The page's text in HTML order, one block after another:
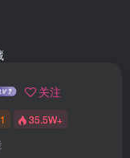
关注
1 35.5W+